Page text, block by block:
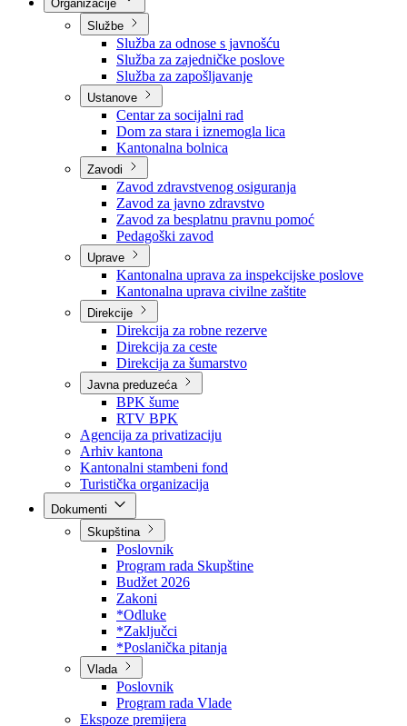
Nadležnosti
Sjednice Vlade
Službe
Služba za odnose s javnošću
Služba za zajedničke poslove
Služba za zapošljavanje
Ustanove
Centar za socijalni rad
Dom za stara i iznemogla lica
Kantonalna bolnica
Zavodi
Zavod zdravstvenog osiguranja
Zavod za javno zdravstvo
Zavod za besplatnu pravnu pomoć
Pedagoški zavod
Uprave
Kantonalna uprava za inspekcijske poslove
Kantonalna uprava civilne zaštite
Direkcije
Direkcija za robne rezerve
Direkcija za ceste
Direkcija za šumarstvo
Javna preduzeća
BPK šume
RTV BPK
Agencija za privatizaciju
Arhiv kantona
Kantonalni stambeni fond
Turistička organizacija
Skupština
Poslovnik
Program rada Skupštine
Budžet 2026
Zakoni
*Odluke
*Zaključci
*Poslanička pitanja
Vlada